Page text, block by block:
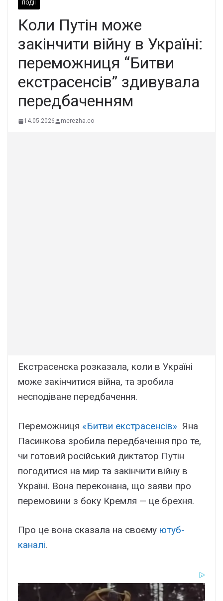
ПОДІЇ
Коли Путін може
закінчити війну в Україні:
переможниця “Битви
екстрасенсів” здивувала
передбаченням
14.05.2026 merezha.co
Екстрасенска розказала, коли в Україні
може закінчитися війна, та зробила
несподіване передбачення.
Переможниця «Битви екстрасенсів» Яна
Пасинкова зробила передбачення про те,
чи готовий російський диктатор Путін
погодитися на мир та закінчити війну в
Україні. Вона переконана, що заяви про
перемовини з боку Кремля — це брехня.
Про це вона сказала на своєму ютуб-
каналі.